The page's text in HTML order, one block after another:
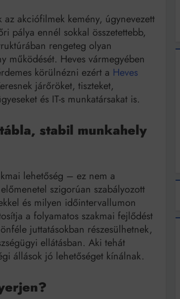
akciófilmek kemény, úgynevezett
pálya ennél sokkal összetettebb,
rengeteg olyan
működését. Heves vármegyében
körülnézni ezért a Heves
járőröket, tiszteket,
és IT-s munkatársakat is.
stabil munkahely
lehetőség – ez nem a
szigorúan szabályozott
és milyen időintervallumon
a folyamatos szakmai fejlődést
juttatásokban részesülhetnek,
ellátásban. Aki tehát
állások jó lehetőséget kínálnak.